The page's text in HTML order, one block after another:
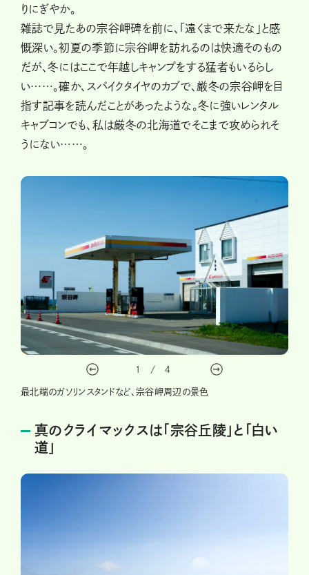
りにぎやか。
雑誌で見たあの宗谷岬碑を前に、「遠くまで来たな」と感
慨深い。初夏の季節に宗谷岬を訪れるのは快適そのもの
だが、冬にはここで年越しキャンプをする猛者もいるらし
い……。確か、スパイクタイヤのカブで、厳冬の宗谷岬を目
指す記事を読んだことがあったような。冬に強いレンタル
キャブコンでも、私は厳冬の北海道でそこまで攻められそ
うにない……。
1 / 4
最北端のガソリンスタンドなど、宗谷岬周辺の景色
真のクライマックスは「宗谷丘陵」と「白い
道」